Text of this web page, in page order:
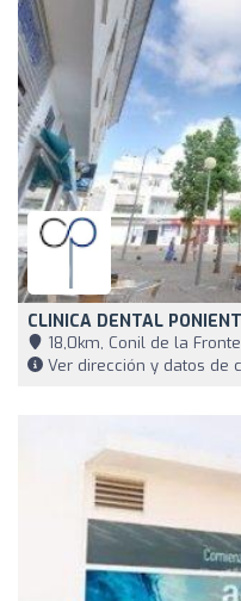
CLINICA DENTAL
18,0km, Conil de la
Ver dirección y datos de